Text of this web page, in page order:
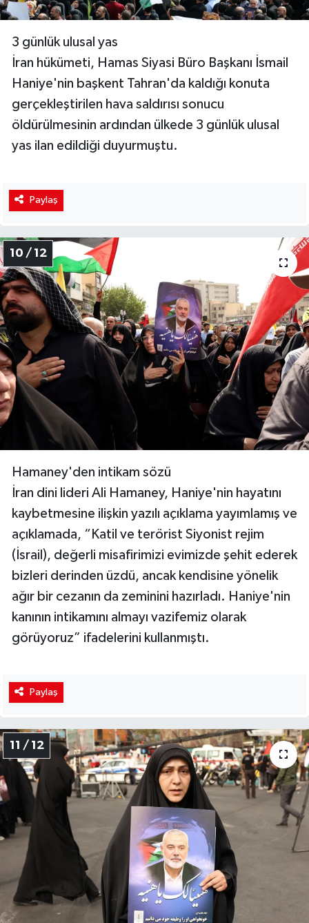
3 günlük ulusal yas
İran hükümeti, Hamas Siyasi Büro Başkanı İsmail
Haniye'nin başkent Tahran'da kaldığı konuta
gerçekleştirilen hava saldırısı sonucu
öldürülmesinin ardından ülkede 3 günlük ulusal
yas ilan edildiği duyurmuştu.
Paylaş
10 / 12
Hamaney'den intikam sözü
İran dini lideri Ali Hamaney, Haniye'nin hayatını
kaybetmesine ilişkin yazılı açıklama yayımlamış ve
açıklamada, “Katil ve terörist Siyonist rejim
(İsrail), değerli misafirimizi evimizde şehit ederek
bizleri derinden üzdü, ancak kendisine yönelik
ağır bir cezanın da zeminini hazırladı. Haniye'nin
kanının intikamını almayı vazifemiz olarak
görüyoruz” ifadelerini kullanmıştı.
Paylaş
11 / 12